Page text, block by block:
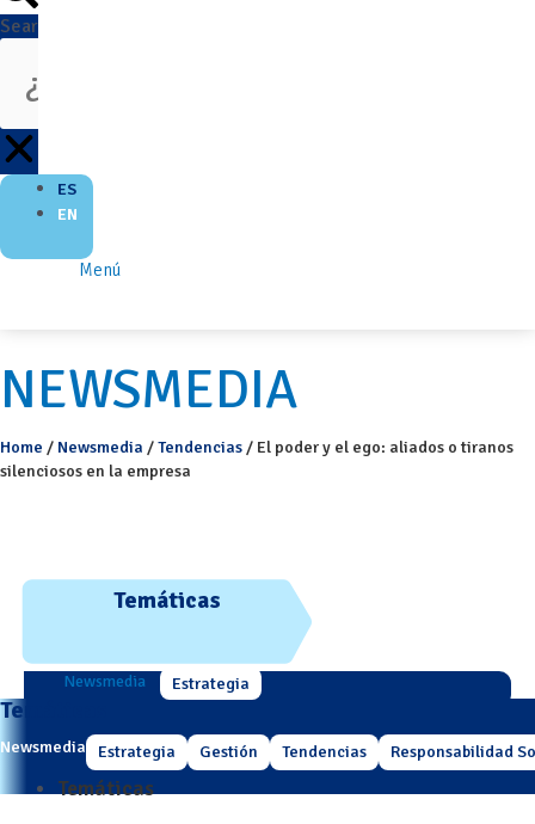
Search
ES
EN
Menú
NEWSMEDIA
Home / Newsmedia /Tendencias / El poder y el ego: aliados o tiranos
silenciosos en la empresa
Temáticas
Newsmedia Estrategia
Temáticas
Newsmedia Estrategia Gestión Tendencias Responsabilidad
Temáticas